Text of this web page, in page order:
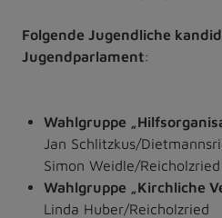
Folgende Jugendliche
Jugendparlament:
Wahlgruppe
Jan Schlitzkus/
Simon Weidle/Reicholzried
Wahlgruppe „Kirchliche
Linda Huber/Reicholzried